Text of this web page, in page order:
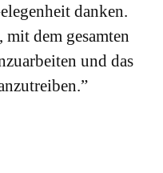
danken.
dem gesamten
und das